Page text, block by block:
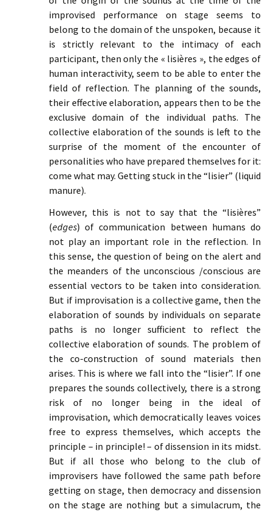
improvised performance on stage seems to
belong to the domain of the unspoken, because it
is strictly relevant to the intimacy of each
participant, then only the « lisières », the edges of
human interactivity, seem to be able to enter the
field of reflection. The planning of the sounds,
their effective elaboration, appears then to be the
exclusive domain of the individual paths. The
collective elaboration of the sounds is left to the
surprise of the moment of the encounter of
personalities who have prepared themselves for it:
come what may. Getting stuck in the “lisier” (liquid
manure).
However, this is not to say that the “lisières”
(edges) of communication between humans do
not play an important role in the reflection. In
this sense, the question of being on the alert and
the meanders of the unconscious /conscious are
essential vectors to be taken into consideration.
But if improvisation is a collective game, then the
elaboration of sounds by individuals on separate
paths is no longer sufficient to reflect the
collective elaboration of sounds. The problem of
the co-construction of sound materials then
arises. This is where we fall into the “lisier”. If one
prepares the sounds collectively, there is a strong
risk of no longer being in the ideal of
improvisation, which democratically leaves voices
free to express themselves, which accepts the
principle – in principle! – of dissension in its midst.
But if all those who belong to the club of
improvisers have followed the same path before
getting on stage, then democracy and dissension
on the stage are nothing but a simulacrum, the